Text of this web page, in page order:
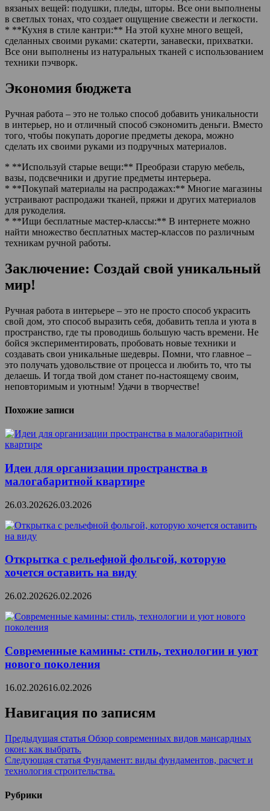
вязаных вещей: подушки, пледы, шторы. Все они выполнены
в светлых тонах, что создает ощущение свежести и легкости.
* **Кухня в стиле кантри:** На этой кухне много вещей,
сделанных своими руками: скатерти, занавески, прихватки.
Все они выполнены из натуральных тканей с использованием
техники пэчворк.
Экономия бюджета
Ручная работа – это не только способ добавить уникальности
в интерьер, но и отличный способ сэкономить деньги. Вместо
того, чтобы покупать дорогие предметы декора, можно
сделать их своими руками из подручных материалов.
* **Используй старые вещи:** Преобрази старую мебель,
вазы, подсвечники и другие предметы интерьера.
* **Покупай материалы на распродажах:** Многие магазины
устраивают распродажи тканей, пряжи и других материалов
для рукоделия.
* **Ищи бесплатные мастер-классы:** В интернете можно
найти множество бесплатных мастер-классов по различным
техникам ручной работы.
Заключение: Создай свой уникальный
мир!
Ручная работа в интерьере – это не просто способ украсить
свой дом, это способ выразить себя, добавить тепла и уюта в
пространство, где ты проводишь большую часть времени. Не
бойся экспериментировать, пробовать новые техники и
создавать свои уникальные шедевры. Помни, что главное –
это получать удовольствие от процесса и любить то, что ты
делаешь. И тогда твой дом станет по-настоящему своим,
неповторимым и уютным! Удачи в творчестве!
Похожие записи
Идеи для организации пространства в
малогабаритной квартире
26.03.202626.03.2026
Открытка с рельефной фольгой, которую
хочется оставить на виду
26.02.202626.02.2026
Современные камины: стиль, технологии и уют
нового поколения
16.02.202616.02.2026
Навигация по записям
Предыдущая статья Обзор современных видов мансардных
окон: как выбрать.
Следующая статья Фундамент: виды фундаментов, расчет и
технология строительства.
Рубрики